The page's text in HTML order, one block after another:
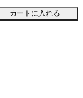
カートに入れる